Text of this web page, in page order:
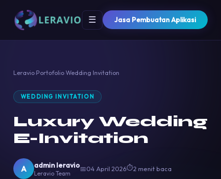
☰ Jasa Pembuatan Aplikasi
Leravio›Portofolio›Wedding Invitation
WEDDING INVITATION
Luxury Wedding
E-Invitation
A admin leravio
Leravio Team
📅04 April 2026⏱2 menit baca